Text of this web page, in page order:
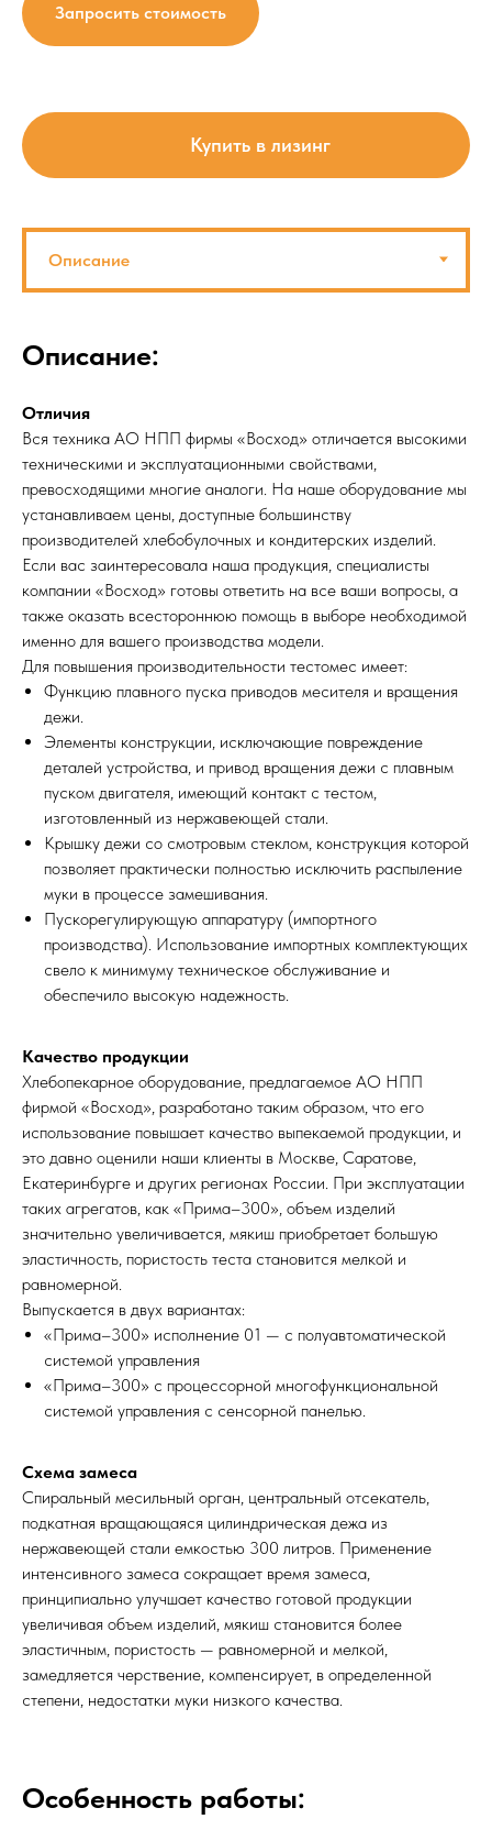
Запросить стоимость
Купить в лизинг
Описание:
Отличия
Вся техника АО НПП фирмы «Восход» отличается высокими
техническими и эксплуатационными свойствами,
превосходящими многие аналоги. На наше оборудование мы
устанавливаем цены, доступные большинству
производителей хлебобулочных и кондитерских изделий.
Если вас заинтересовала наша продукция, специалисты
компании «Восход» готовы ответить на все ваши вопросы, а
также оказать всестороннюю помощь в выборе необходимой
именно для вашего производства модели.
Для повышения производительности тестомес имеет:
Функцию плавного пуска приводов месителя и вращения
дежи.
Элементы конструкции, исключающие повреждение
деталей устройства, и привод вращения дежи с плавным
пуском двигателя, имеющий контакт с тестом,
изготовленный из нержавеющей стали.
Крышку дежи со смотровым стеклом, конструкция которой
позволяет практически полностью исключить распыление
муки в процессе замешивания.
Пускорегулирующую аппаратуру (импортного
производства). Использование импортных комплектующих
свело к минимуму техническое обслуживание и
обеспечило высокую надежность.
Качество продукции
Хлебопекарное оборудование, предлагаемое АО НПП
фирмой «Восход», разработано таким образом, что его
использование повышает качество выпекаемой продукции, и
это давно оценили наши клиенты в Москве, Саратове,
Екатеринбурге и других регионах России. При эксплуатации
таких агрегатов, как «Прима–300», объем изделий
значительно увеличивается, мякиш приобретает большую
эластичность, пористость теста становится мелкой и
равномерной.
Выпускается в двух вариантах:
«Прима–300» исполнение 01 — с полуавтоматической
системой управления
«Прима–300» с процессорной многофункциональной
системой управления с сенсорной панелью.
Схема замеса
Спиральный месильный орган, центральный отсекатель,
подкатная вращающаяся цилиндрическая дежа из
нержавеющей стали емкостью 300 литров. Применение
интенсивного замеса сокращает время замеса,
принципиально улучшает качество готовой продукции
увеличивая объем изделий, мякиш становится более
эластичным, пористость — равномерной и мелкой,
замедляется черствение, компенсирует, в определенной
степени, недостатки муки низкого качества.
Особенность работы: